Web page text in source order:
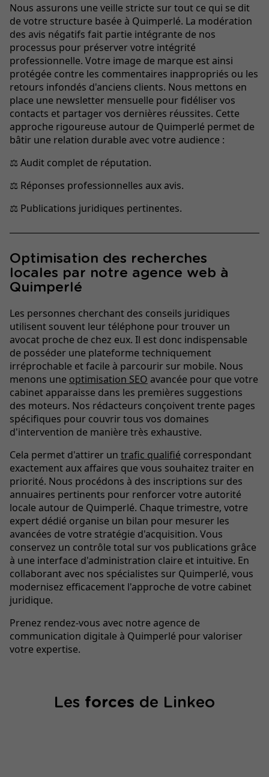
Nous assurons une veille stricte sur tout ce qui se dit
de votre structure basée à Quimperlé. La modération
des avis négatifs fait partie intégrante de nos
processus pour préserver votre intégrité
professionnelle. Votre image de marque est ainsi
protégée contre les commentaires inappropriés ou les
retours infondés d'anciens clients. Nous mettons en
place une newsletter mensuelle pour fidéliser vos
contacts et partager vos dernières réussites. Cette
approche rigoureuse autour de Quimperlé permet de
bâtir une relation durable avec votre audience :
⚖️ Audit complet de réputation.
⚖️ Réponses professionnelles aux avis.
⚖️ Publications juridiques pertinentes.
Optimisation des recherches
locales par notre agence web à
Quimperlé
Les personnes cherchant des conseils juridiques
utilisent souvent leur téléphone pour trouver un
avocat proche de chez eux. Il est donc indispensable
de posséder une plateforme techniquement
irréprochable et facile à parcourir sur mobile. Nous
menons une optimisation SEO avancée pour que votre
cabinet apparaisse dans les premières suggestions
des moteurs. Nos rédacteurs conçoivent trente pages
spécifiques pour couvrir tous vos domaines
d'intervention de manière très exhaustive.
Cela permet d'attirer un trafic qualifié correspondant
exactement aux affaires que vous souhaitez traiter en
priorité. Nous procédons à des inscriptions sur des
annuaires pertinents pour renforcer votre autorité
locale autour de Quimperlé. Chaque trimestre, votre
expert dédié organise un bilan pour mesurer les
avancées de votre stratégie d'acquisition. Vous
conservez un contrôle total sur vos publications grâce
à une interface d'administration claire et intuitive. En
collaborant avec nos spécialistes sur Quimperlé, vous
modernisez efficacement l'approche de votre cabinet
juridique.
Prenez rendez-vous avec notre agence de
communication digitale à Quimperlé pour valoriser
votre expertise.
Les forces de Linkeo